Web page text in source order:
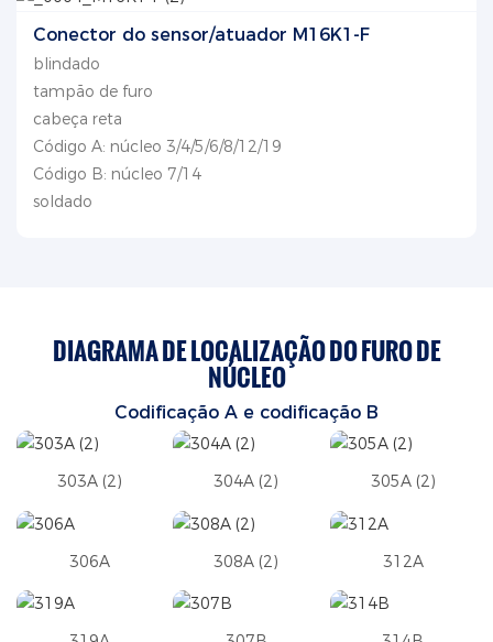
Conector do sensor/atuador M16K1-F
blindado
tampão de furo
cabeça reta
Código A: núcleo 3/4/5/6/8/12/19
Código B: núcleo 7/14
soldado
DIAGRAMA DE LOCALIZAÇÃO DO FURO DE
NÚCLEO
Codificação A e codificação B
303A (2) 304A (2) 305A (2)
306A 308A (2) 312A